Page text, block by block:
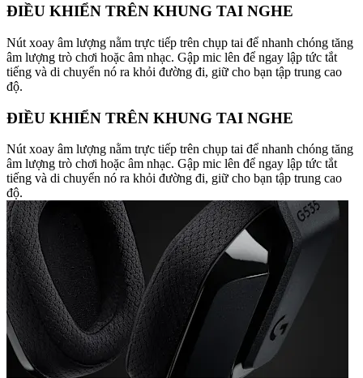
ĐIỀU KHIỂN TRÊN KHUNG TAI NGHE
Nút xoay âm lượng nằm trực tiếp trên chụp tai để nhanh chóng tăng
âm lượng trò chơi hoặc âm nhạc. Gập mic lên để ngay lập tức tắt
tiếng và di chuyển nó ra khỏi đường đi, giữ cho bạn tập trung cao
độ.
ĐIỀU KHIỂN TRÊN KHUNG TAI NGHE
Nút xoay âm lượng nằm trực tiếp trên chụp tai để nhanh chóng tăng
âm lượng trò chơi hoặc âm nhạc. Gập mic lên để ngay lập tức tắt
tiếng và di chuyển nó ra khỏi đường đi, giữ cho bạn tập trung cao
độ.